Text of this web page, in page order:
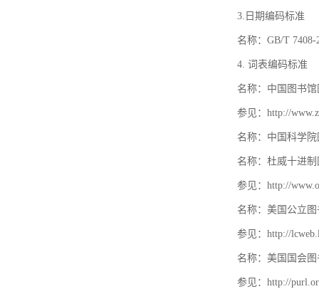
3.日期编码标准
名称：GB/T
4. 词表编码标准
名称：中国图书
参见：http://
名称：中国科学
名称：杜威十进
参见：http://
名称：美国公立
参见：http://
名称：美国国会
参见：http://